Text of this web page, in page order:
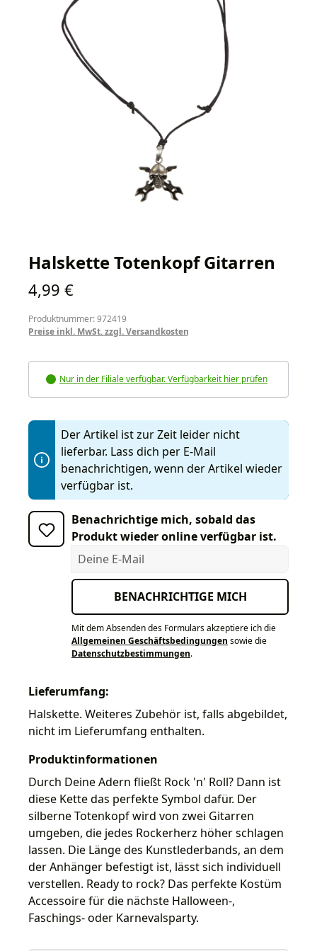
Halskette Totenkopf Gitarren
Regulärer Preis:
4,99 €
Produktnummer: 972419
Preise inkl. MwSt. zzgl. Versandkosten
Nur in der Filiale verfügbar. Verfügbarkeit hier prüfen
Der Artikel ist zur Zeit leider nicht
lieferbar. Lass dich per E-Mail
benachrichtigen, wenn der Artikel wieder
verfügbar ist.
Benachrichtige mich, sobald das
Produkt wieder online verfügbar ist.
Deine E-Mail
BENACHRICHTIGE MICH
Mit dem Absenden des Formulars akzeptiere ich die
Allgemeinen Geschäftsbedingungen sowie die
Datenschutzbestimmungen.
Lieferumfang:
Halskette. Weiteres Zubehör ist, falls abgebildet,
nicht im Lieferumfang enthalten.
Produktinformationen
Durch Deine Adern fließt Rock 'n' Roll? Dann ist
diese Kette das perfekte Symbol dafür. Der
silberne Totenkopf wird von zwei Gitarren
umgeben, die jedes Rockerherz höher schlagen
lassen. Die Länge des Kunstlederbands, an dem
der Anhänger befestigt ist, lässt sich individuell
verstellen. Ready to rock? Das perfekte Kostüm
Accessoire für die nächste Halloween-,
Faschings- oder Karnevalsparty.